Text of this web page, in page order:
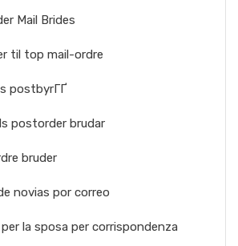
Mail Brides
til top mail-ordre
postbyrГҐ
postorder brudar
bruder
novias por correo
la sposa per corrispondenza